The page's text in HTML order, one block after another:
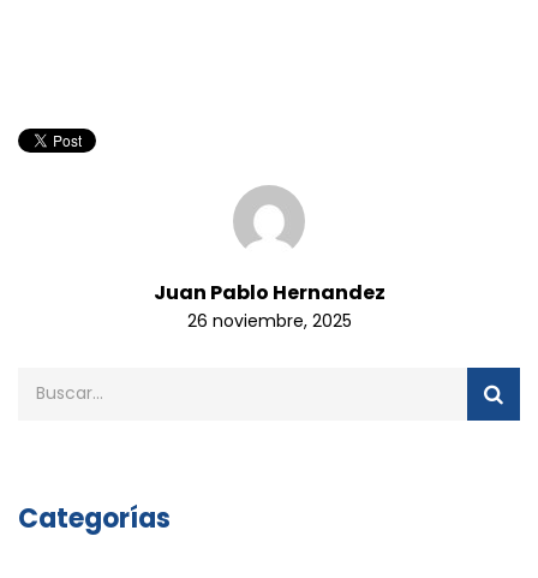
Juan Pablo Hernandez
26 noviembre, 2025
Categorías